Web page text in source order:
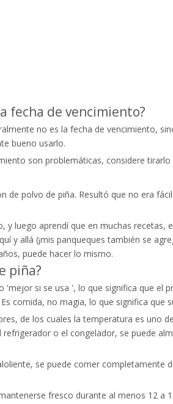
fecha de vencimiento?
no es la fecha de vencimiento,
bueno usarlo.
son problemáticas, considere
polvo de piña. Resultó que no era
luego aprendí que en muchas
y allá (¡mis panqueques también se
puede hacer lo mismo.
piña?
si se usa ', lo que significa que el
comida, no magia, lo que significa que
de los cuales la temperatura es uno
o el congelador, se puede
se puede comer completamente
fresco durante al menos 12 a